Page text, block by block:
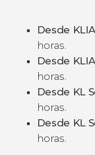
Desde
horas.
Desde
horas.
Desde KL
horas.
Desde KL
horas.